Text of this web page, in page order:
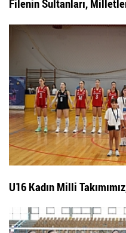
Filenin Sultanları,
U16 Kadın Milli